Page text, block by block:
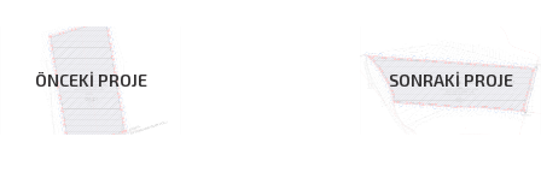
SONRAKİ PROJE
ÖNCEKİ PROJE